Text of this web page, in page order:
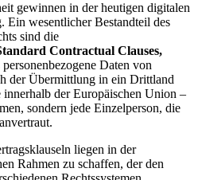
gewinnen in der heutigen digitalen
Ein wesentlicher Bestandteil des
sind die
Contractual Clauses,
Daten von
der Übermittlung in ein Drittland
innerhalb der Europäischen Union –
sondern jede Einzelperson, die
liegen in der
Rahmen zu schaffen, der den